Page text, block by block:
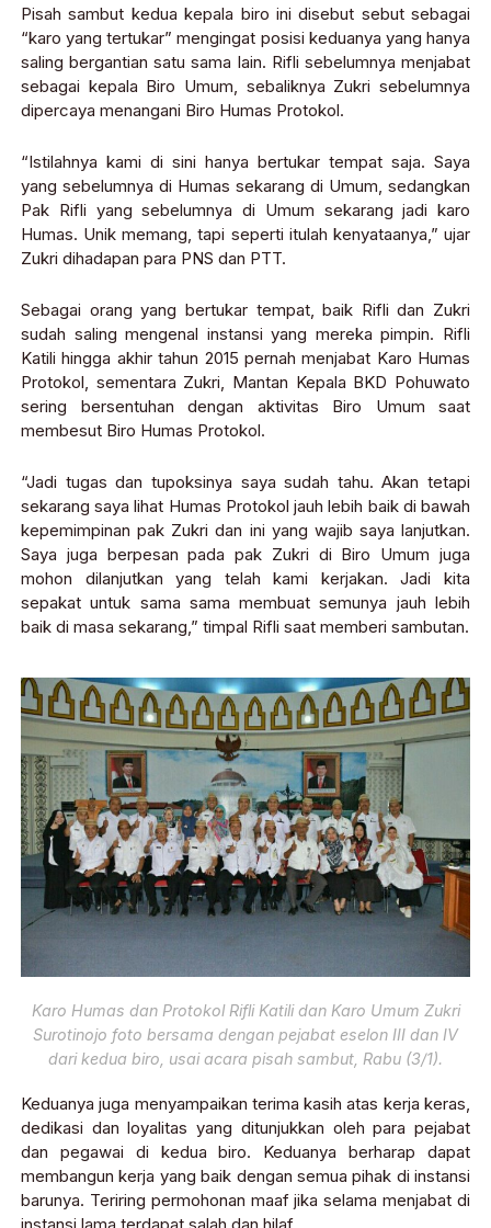
Pisah sambut kedua kepala biro ini disebut sebut sebagai
“karo yang tertukar” mengingat posisi keduanya yang hanya
saling bergantian satu sama lain. Rifli sebelumnya menjabat
sebagai kepala Biro Umum, sebaliknya Zukri sebelumnya
dipercaya menangani Biro Humas Protokol.
“Istilahnya kami di sini hanya bertukar tempat saja. Saya
yang sebelumnya di Humas sekarang di Umum, sedangkan
Pak Rifli yang sebelumnya di Umum sekarang jadi karo
Humas. Unik memang, tapi seperti itulah kenyataanya,” ujar
Zukri dihadapan para PNS dan PTT.
Sebagai orang yang bertukar tempat, baik Rifli dan Zukri
sudah saling mengenal instansi yang mereka pimpin. Rifli
Katili hingga akhir tahun 2015 pernah menjabat Karo Humas
Protokol, sementara Zukri, Mantan Kepala BKD Pohuwato
sering bersentuhan dengan aktivitas Biro Umum saat
membesut Biro Humas Protokol.
“Jadi tugas dan tupoksinya saya sudah tahu. Akan tetapi
sekarang saya lihat Humas Protokol jauh lebih baik di bawah
kepemimpinan pak Zukri dan ini yang wajib saya lanjutkan.
Saya juga berpesan pada pak Zukri di Biro Umum juga
mohon dilanjutkan yang telah kami kerjakan. Jadi kita
sepakat untuk sama sama membuat semunya jauh lebih
baik di masa sekarang,” timpal Rifli saat memberi sambutan.
Karo Humas dan Protokol Rifli Katili dan Karo Umum Zukri
Surotinojo foto bersama dengan pejabat eselon III dan IV
dari kedua biro, usai acara pisah sambut, Rabu (3/1).
Keduanya juga menyampaikan terima kasih atas kerja keras,
dedikasi dan loyalitas yang ditunjukkan oleh para pejabat
dan pegawai di kedua biro. Keduanya berharap dapat
membangun kerja yang baik dengan semua pihak di instansi
barunya. Teriring permohonan maaf jika selama menjabat di